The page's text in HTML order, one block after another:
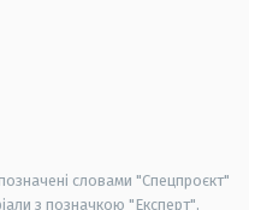
словами "Спецпроєкт"
з позначкою "Експерт",